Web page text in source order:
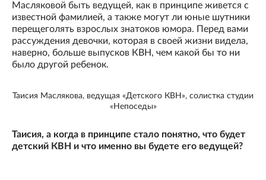
Масляковой быть ведущей, как в принципе живется с
известной фамилией, а также могут ли юные шутники
перещеголять взрослых знатоков юмора. Перед вами
рассуждения девочки, которая в своей жизни видела,
наверно, больше выпусков КВН, чем какой бы то ни
было другой ребенок.
Таисия Маслякова, ведущая «Детского КВН», солистка студии
«Непоседы»
Таисия, а когда в принципе стало понятно, что будет
детский КВН и что именно вы будете его ведущей?